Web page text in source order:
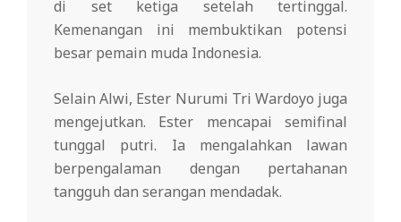
di set ketiga setelah tertinggal.
Kemenangan ini membuktikan potensi
besar pemain muda Indonesia.
Selain Alwi, Ester Nurumi Tri Wardoyo juga
mengejutkan. Ester mencapai semifinal
tunggal putri. Ia mengalahkan lawan
berpengalaman dengan pertahanan
tangguh dan serangan mendadak.